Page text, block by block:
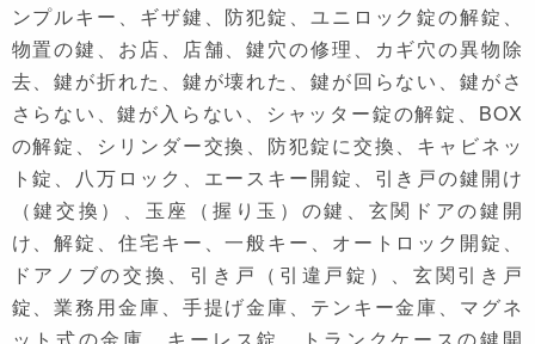
ンプルキー、ギザ鍵、防犯錠、ユニロック錠の解錠、
物置の鍵、お店、店舗、鍵穴の修理、カギ穴の異物除
去、鍵が折れた、鍵が壊れた、鍵が回らない、鍵がさ
さらない、鍵が入らない、シャッター錠の解錠、BOX
の解錠、シリンダー交換、防犯錠に交換、キャビネッ
ト錠、八万ロック、エースキー開錠、引き戸の鍵開け
（鍵交換）、玉座（握り玉）の鍵、玄関ドアの鍵開
け、解錠、住宅キー、一般キー、オートロック開錠、
ドアノブの交換、引き戸（引違戸錠）、玄関引き戸
錠、業務用金庫、手提げ金庫、テンキー金庫、マグネ